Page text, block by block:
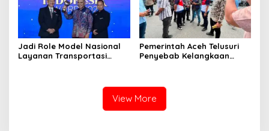
Jadi Role Model Nasional
Layanan Transportasi
Pemerintah Aceh Telusuri
Penyebab Kelangkaan
View More